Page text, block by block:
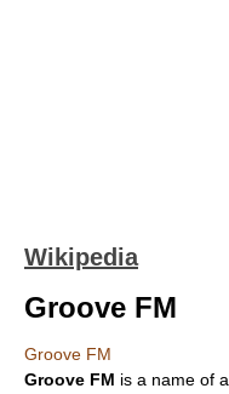
Wikipedia
Groove FM
Groove FM
Groove FM is a name of a